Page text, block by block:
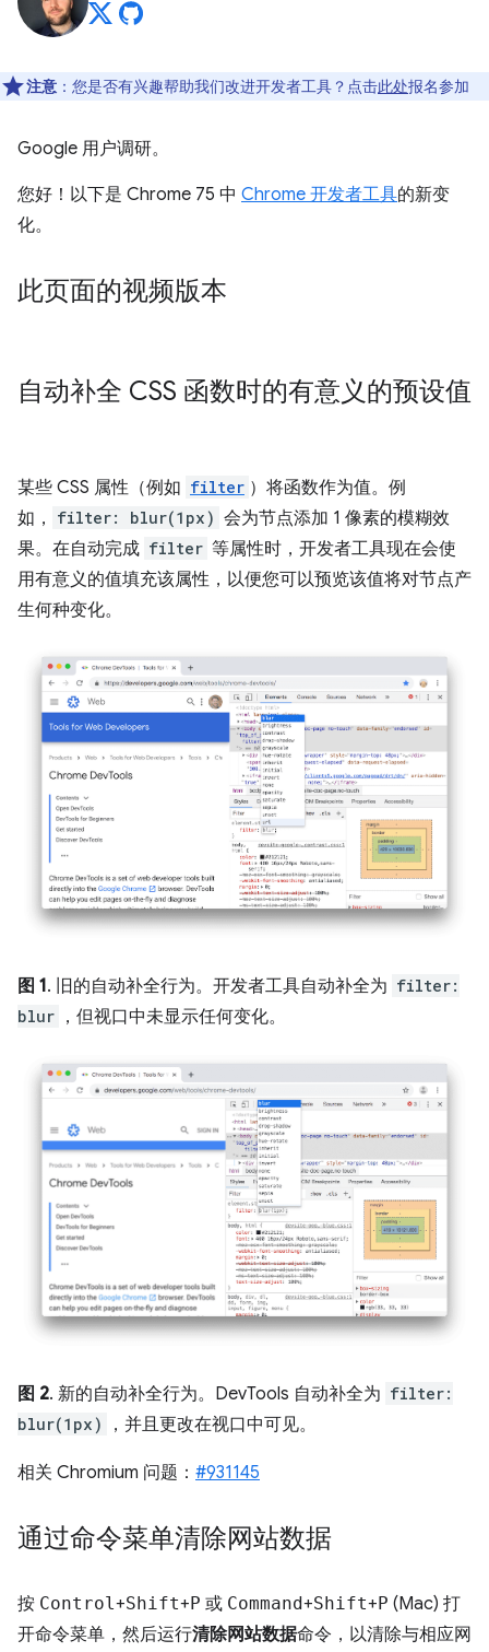
注意 ：您是否有兴趣帮助我们改进开发者工具？点击此处报名参加
Google 用户调研。
您好！以下是 Chrome 75 中 Chrome 开发者工具的新变
化。
此页面的视频版本
自动补全 CSS 函数时的有意义的预设值
某些 CSS 属性（例如 filter ）将函数作为值。例
如，
filter: blur(1px) 会为节点添加 1 像素的模糊效
果。在自动完成 filter 等属性时，开发者工具现在会使
用有意义的值填充该属性，以便您可以预览该值将对节点产
生何种变化。
图 1. 旧的自动补全行为。开发者工具自动补全为 filter:
blur ，但视口中未显示任何变化。
图 2. 新的自动补全行为。DevTools 自动补全为 filter:
blur(1px)
，并且更改在视口中可见。
相关 Chromium 问题： #931145
通过命令菜单清除网站数据
按 Control +Shift+P 或 Command+Shift+P (Mac) 打
开命令菜单，然后运行清除网站数据命令，以清除与相应网